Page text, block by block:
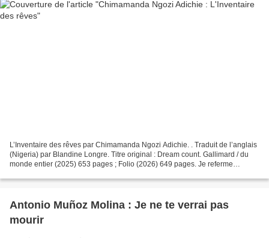
L’Inventaire des rêves par Chimamanda Ngozi Adichie. . Traduit de l’anglais
(Nigeria) par Blandine Longre. Titre original : Dream count. Gallimard / du
monde entier (2025) 653 pages ; Folio (2026) 649 pages. Je referme
Antonio Muñoz Molina : Je ne te verrai pas
mourir